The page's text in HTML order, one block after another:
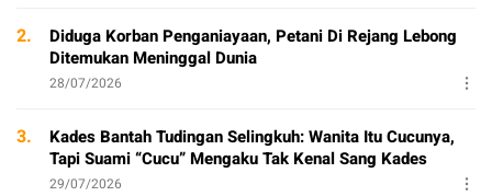
2.
Diduga Korban Penganiayaan, Petani Di Rejang Lebong
Ditemukan Meninggal Dunia
28/07/2026
3.
Kades Bantah Tudingan Selingkuh: Wanita Itu Cucunya,
Tapi Suami “Cucu” Mengaku Tak Kenal Sang Kades
29/07/2026